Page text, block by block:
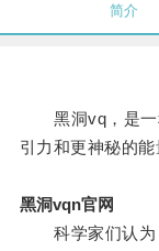
简介
黑洞vq，是一
引力和更神秘的能
黑洞vqn官网
科学家们认为